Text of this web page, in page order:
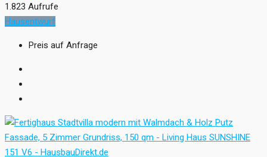
1.823 Aufrufe
Hausentwurf
Preis auf Anfrage